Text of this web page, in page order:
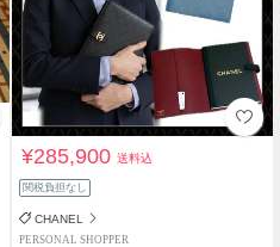
¥285,900送料込
関税負担なし
CHANEL
PERSONAL SHOPPER